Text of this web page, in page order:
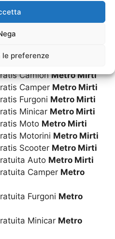
le preferenze
ScooterMetro Mirti
Metro Mirti
Metro Mirti
CamionMetro Mirti
Camper Metro Mirti
Furgoni Metro Mirti
Minicar Metro Mirti
Moto Metro Mirti
Motorini Metro Mirti
Scooter Metro Mirti
Auto Metro Mirti
Camper Metro
Furgoni Metro
Minicar Metro